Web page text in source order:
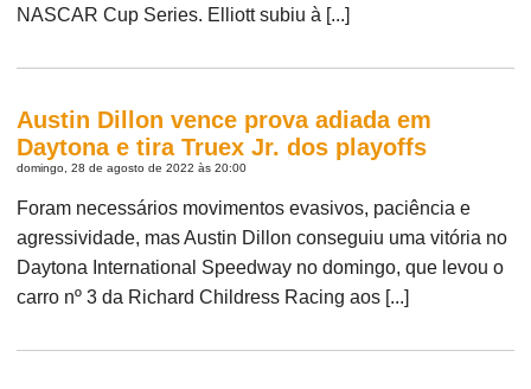
NASCAR Cup Series. Elliott subiu à [...]
Austin Dillon vence prova adiada em
Daytona e tira Truex Jr. dos playoffs
domingo, 28 de agosto de 2022 às 20:00
Foram necessários movimentos evasivos, paciência e
agressividade, mas Austin Dillon conseguiu uma vitória no
Daytona International Speedway no domingo, que levou o
carro nº 3 da Richard Childress Racing aos [...]